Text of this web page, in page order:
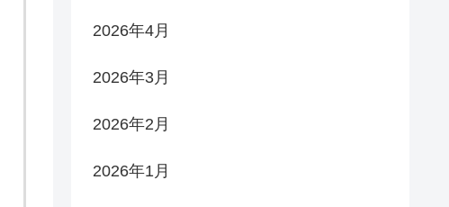
2026年4月
2026年3月
2026年2月
2026年1月